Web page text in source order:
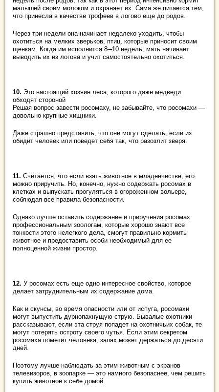
малышей своим молоком и охраняет их. Сама же питается тем,
что принесла в качестве трофеев в логово еще до родов.
Через три недели она начинает недалеко уходить, чтобы
охотиться на мелких зверьков, птиц, которые приносит своим
щенкам. Когда им исполнится 8─10 недель, мать начинает
выводить их из логова и учит самостоятельно охотиться.
10. Это настоящий хозяин леса, которого даже медведи
обходят стороной
Решая вопрос завести росомаху, не забывайте, что росомахи ―
довольно крупные хищники.
Даже страшно представить, что они могут сделать, если их
обидит человек или поведет себя так, что разозлит зверя.
11. Считается, что если взять животное в младенчестве, его
можно приручить. Но, конечно, нужно содержать росомах в
клетках и выпускать прогуляться в огороженном вольере,
соблюдая все правила безопасности.
Однако лучше оставить содержание и приручения росомах
профессиональным зоологам, которые хорошо знают все
тонкости этого нелегкого дела, смогут правильно кормить
животное и предоставить особи необходимый для ее
полноценной жизни простор.
12. У росомах есть еще одно интересное свойство, которое
делает затруднительным их содержание дома.
Как и скунсы, во время опасности или от испуга, росомахи
могут выпустить дурнопахнущую струю. Бывалые охотники
рассказывают, если эта струя попадет на охотничьих собак, те
могут потерять остроту своего чутья. Если этим секретом
росомаха пометит человека, запах может держаться до десяти
дней.
Поэтому лучше наблюдать за этим животным с экранов
телевизоров, в зоопарке ― это намного безопаснее, чем решить
купить животное к себе домой.